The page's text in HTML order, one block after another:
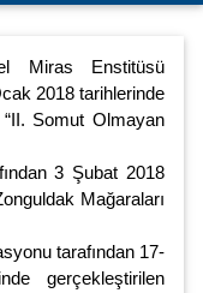
Miras Enstitüsü
2018 tarihlerinde
“II. Somut Olmayan
3 Şubat 2018
Mağaraları
tarafından 17-
gerçekleştirilen